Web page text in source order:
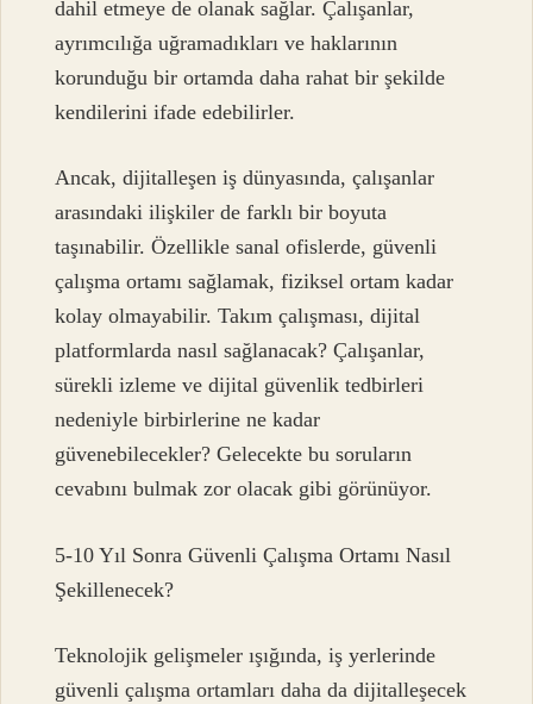
dahil etmeye de olanak sağlar. Çalışanlar,
ayrımcılığa uğramadıkları ve haklarının
korunduğu bir ortamda daha rahat bir şekilde
kendilerini ifade edebilirler.
Ancak, dijitalleşen iş dünyasında, çalışanlar
arasındaki ilişkiler de farklı bir boyuta
taşınabilir. Özellikle sanal ofislerde, güvenli
çalışma ortamı sağlamak, fiziksel ortam kadar
kolay olmayabilir. Takım çalışması, dijital
platformlarda nasıl sağlanacak? Çalışanlar,
sürekli izleme ve dijital güvenlik tedbirleri
nedeniyle birbirlerine ne kadar
güvenebilecekler? Gelecekte bu soruların
cevabını bulmak zor olacak gibi görünüyor.
5-10 Yıl Sonra Güvenli Çalışma Ortamı Nasıl
Şekillenecek?
Teknolojik gelişmeler ışığında, iş yerlerinde
güvenli çalışma ortamları daha da dijitalleşecek